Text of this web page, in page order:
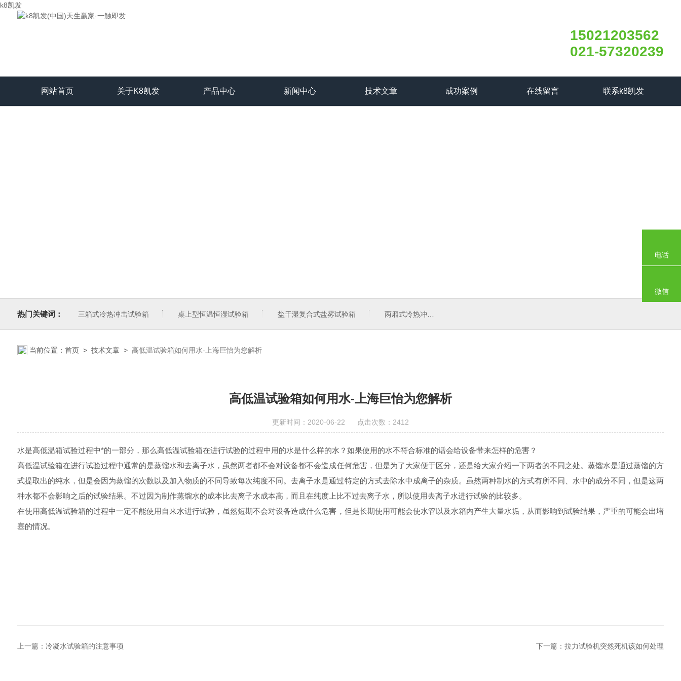
k8凯发
15021203562
021-57320239
网站首页 关于K8凯发 产品中心 新闻中心 技术文章 成功案例 在线留言 联系k8凯发
热门关键词： 三箱式冷热冲击试验箱 桌上型恒温恒湿试验箱 盐干湿复合式盐雾试验箱 两厢式冷热冲击试验箱
当前位置： 首页> 技术文章> 高低温试验箱如何用水-上海巨怡为您解析
高低温试验箱如何用水-上海巨怡为您解析
更新时间：2020-06-22 点击次数：2412
水是高低温箱试验过程中*的一部分，那么高低温试验箱在进行试验的过程中用的水是什么样的水？如果使用的水不符合标准的话会给设备带来怎样的危害？
高低温试验箱在进行试验过程中通常的是蒸馏水和去离子水，虽然两者都不会对设备都不会造成任何危害，但是为了大家便于区分，还是给大家介绍一下两者的不同之处。蒸馏水是通过蒸馏的方
式提取出的纯水，但是会因为蒸馏的次数以及加入物质的不同导致每次纯度不同。去离子水是通过特定的方式去除水中成离子的杂质。虽然两种制水的方式有所不同、水中的成分不同，但是这两
种水都不会影响之后的试验结果。不过因为制作蒸馏水的成本比去离子水成本高，而且在纯度上比不过去离子水，所以使用去离子水进行试验的比较多。
在使用高低温试验箱的过程中一定不能使用自来水进行试验，虽然短期不会对设备造成什么危害，但是长期使用可能会使水管以及水箱内产生大量水垢，从而影响到试验结果，严重的可能会出堵
塞的情况。
上一篇： 冷凝水试验箱的注意事项 下一篇：拉力试验机突然死机该如何处理
电话
微信